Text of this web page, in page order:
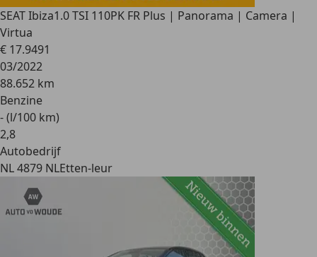
SEAT Ibiza1.0 TSI 110PK FR Plus | Panorama | Camera |
Virtua
€ 17.9491
03/2022
88.652 km
Benzine
- (l/100 km)
2,8
Autobedrijf
NL 4879 NLEtten-leur